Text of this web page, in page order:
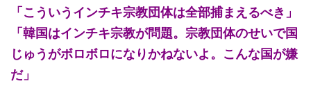
「こういうインチキ宗教団体は全部捕まえるべき」
「韓国はインチキ宗教が問題。宗教団体のせいで国
じゅうがボロボロになりかねないよ。こんな国が嫌
だ」